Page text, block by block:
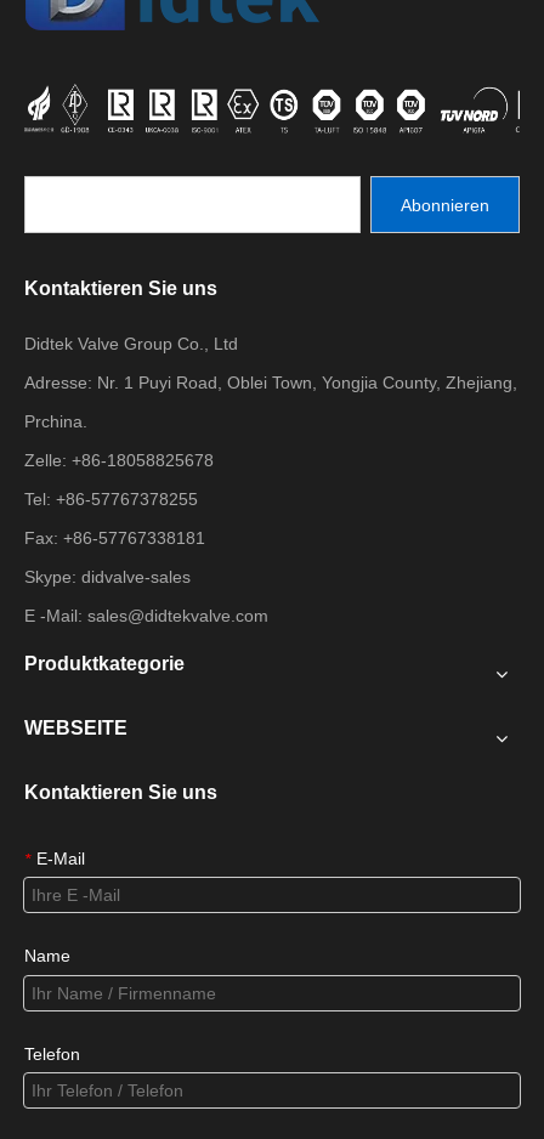
Abonnieren
Kontaktieren Sie uns
Didtek Valve Group Co., Ltd
Adresse: Nr. 1 Puyi Road, Oblei Town, Yongjia County, Zhejiang,
Prchina.
Zelle: +86-18058825678
Tel: +86-57767378255
Fax: +86-57767338181
Skype: didvalve-sales
E -Mail: sales@didtekvalve.com
Produktkategorie
WEBSEITE
Kontaktieren Sie uns
* E-Mail
Name
Telefon